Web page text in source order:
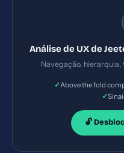
headings claros,
(Canetas, Pods,
Análise de UX de
Navegação,
✓Above the fold
✓
🔓